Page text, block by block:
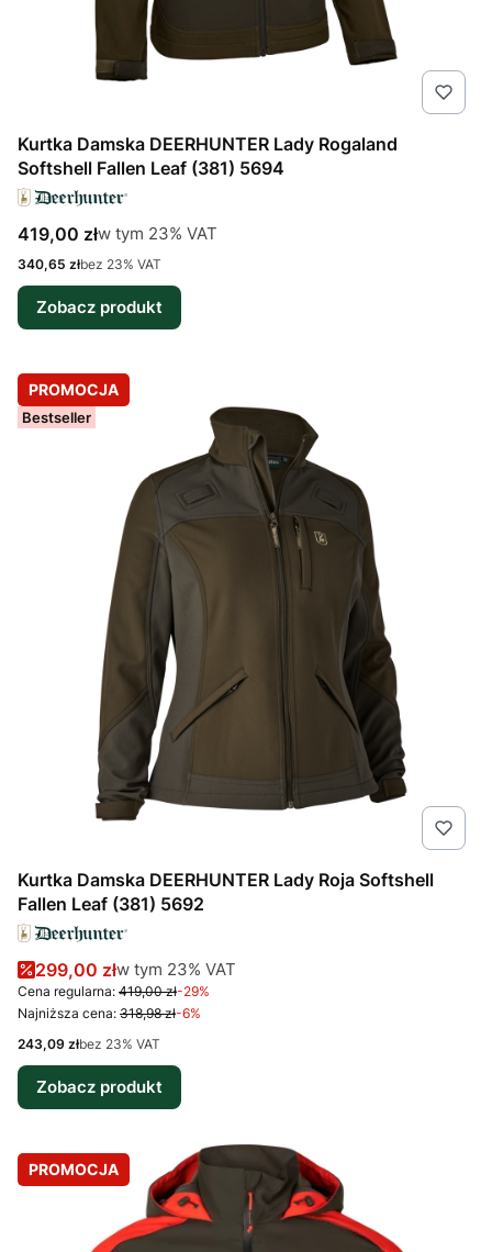
Kurtka Damska DEERHUNTER Lady Rogaland
Softshell Fallen Leaf (381) 5694
Cena brutto
419,00 złw tym %s VAT
w tym 23% VAT
Cena netto
340,65 złbez 23% VAT
Zobacz produkt
PROMOCJA
Bestseller
Kurtka Damska DEERHUNTER Lady Roja Softshell
Fallen Leaf (381) 5692
Cena promocyjna brutto
299,00 złw tym %s VAT
w tym 23% VAT
Cena regularna: 419,00 zł-29%
Najniższa cena: 318,98 zł-6%
Cena netto
243,09 złbez 23% VAT
Zobacz produkt
PROMOCJA